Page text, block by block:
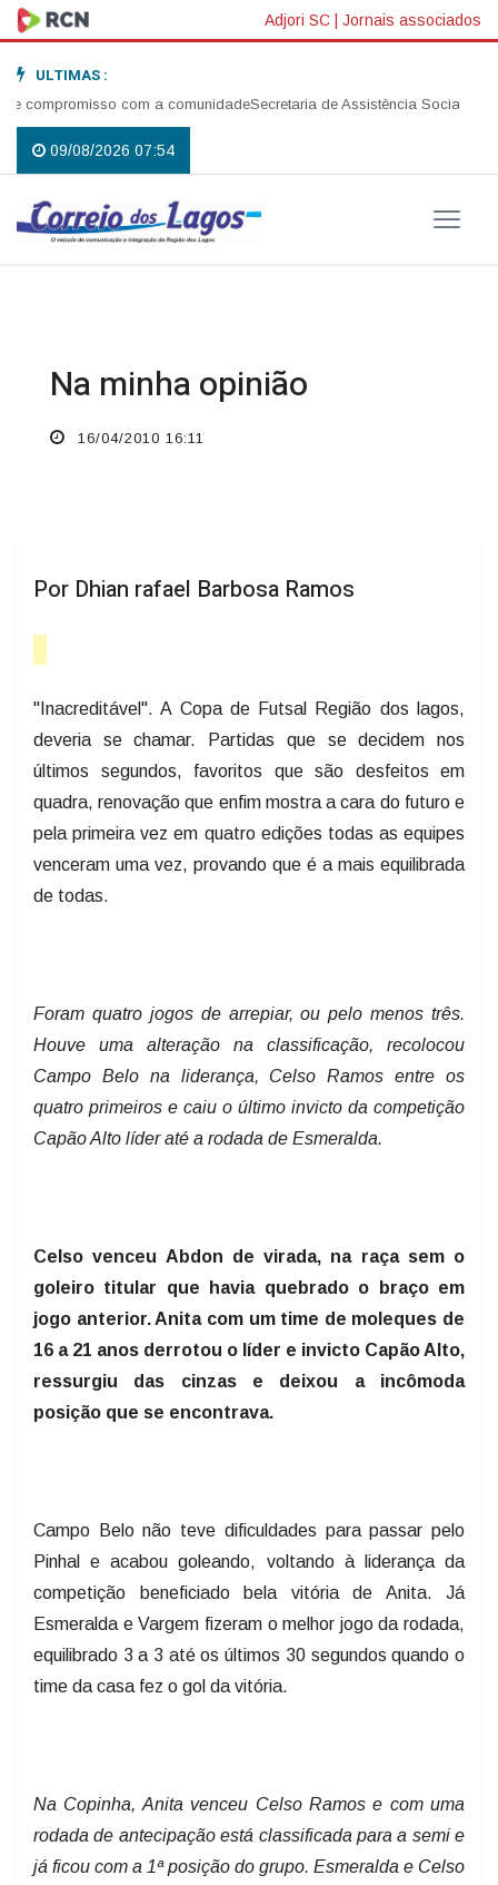
Adjori SC | Jornais associados
ULTIMAS :
com a comunidadeSecretaria de Assistência Social realiza
09/08/2026 07:54
Na minha opinião
16/04/2010 16:11
Por Dhian rafael Barbosa Ramos
"Inacreditável". A Copa de Futsal Região dos lagos,
deveria se chamar. Partidas que se decidem nos
últimos segundos, favoritos que são desfeitos em
quadra, renovação que enfim mostra a cara do futuro e
pela primeira vez em quatro edições todas as equipes
venceram uma vez, provando que é a mais equilibrada
de todas.
Foram quatro jogos de arrepiar, ou pelo menos três.
Houve uma alteração na classificação, recolocou
Campo Belo na liderança, Celso Ramos entre os
quatro primeiros e caiu o último invicto da competição
Capão Alto líder até a rodada de Esmeralda.
Celso venceu Abdon de virada, na raça sem o
goleiro titular que havia quebrado o braço em
jogo anterior. Anita com um time de moleques de
16 a 21 anos derrotou o líder e invicto Capão Alto,
ressurgiu das cinzas e deixou a incômoda
posição que se encontrava.
Campo Belo não teve dificuldades para passar pelo
Pinhal e acabou goleando, voltando à liderança da
competição beneficiado bela vitória de Anita. Já
Esmeralda e Vargem fizeram o melhor jogo da rodada,
equilibrado 3 a 3 até os últimos 30 segundos quando o
time da casa fez o gol da vitória.
Na Copinha, Anita venceu Celso Ramos e com uma
rodada de antecipação está classificada para a semi e
já ficou com a 1ª posição do grupo. Esmeralda e Celso